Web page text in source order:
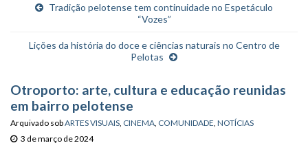
Tradição pelotense tem continuidade no Espetáculo
“Vozes”
Lições da história do doce e ciências naturais no Centro de
Pelotas
Otroporto: arte, cultura e educação reunidas
em bairro pelotense
Arquivado sobARTES VISUAIS CINEMA COMUNIDADE NOTÍCIAS
3 de março de 2024